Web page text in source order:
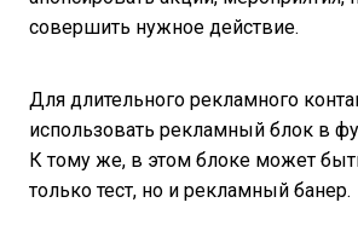
совершить нужное действие.
Для длительного рекламного
использовать рекламный блок в
К тому же, в этом блоке может
только тест, но и рекламный банер.